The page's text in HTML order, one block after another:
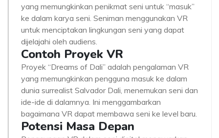
yang memungkinkan penikmat seni untuk “masuk”
ke dalam karya seni. Seniman menggunakan VR
untuk menciptakan lingkungan seni yang dapat
dijelajahi oleh audiens.
Contoh Proyek VR
Proyek “Dreams of Dali” adalah pengalaman VR
yang memungkinkan pengguna masuk ke dalam
dunia surrealist Salvador Dali, menemukan seni dan
ide-ide di dalamnya. Ini menggambarkan
bagaimana VR dapat membawa seni ke level baru.
Potensi Masa Depan